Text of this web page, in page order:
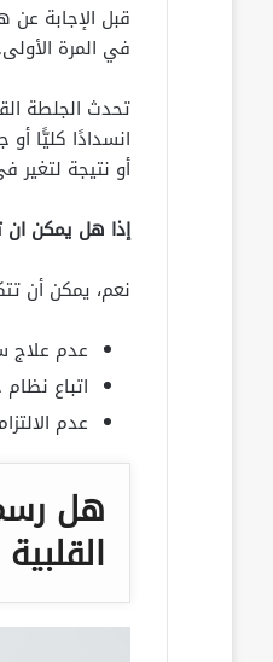
قبل الإجابة عن
في المرة الأولى.
تحدث الجلطة
انسدادًا كليًّا
أو نتيجة
إذا هل يمكن ان
نعم، يمكن أن
عدم علاج
اتباع
عدم
هل
القلبية